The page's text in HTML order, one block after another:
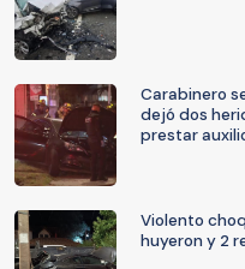
Carabinero
dejó dos
prestar
Violento
huyeron y 2